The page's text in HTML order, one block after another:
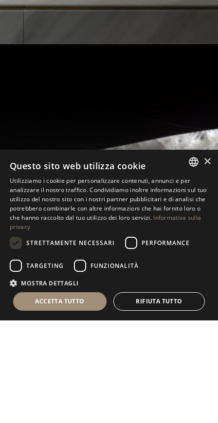
I
S
C
R
I
V
I
T
I
A
L
L
A
N
E
W
S
L
E
T
T
E
R
ANTOLINI®TABLEWARE COLLECTION
ITALIAN
ENGLISH
SPANISH
×
Questo sito web utilizza cookie
Utilizziamo i cookie per personalizzare contenuti, annunci e per
analizzare il nostro traffico. Condividiamo inoltre informazioni sul tuo
utilizzo del nostro sito con i nostri partner pubblicitari e di analisi che
potrebbero combinarle con altre informazioni che hai fornito loro o
che hanno raccolto dal tuo utilizzo dei loro servizi. Informativa sulla
privacy
STRETTAMENTE NECESSARI
PERFORMANCE
TARGETING FUNZIONALITÀ
MOSTRA DETTAGLI
ACCETTA TUTTO RIFIUTA TUTTO